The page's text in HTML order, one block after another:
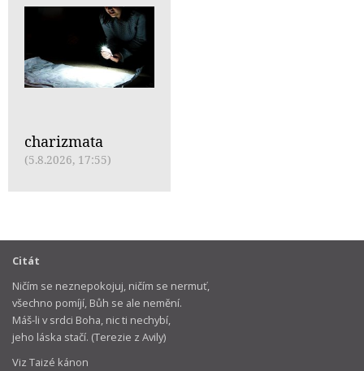
charizmata
(5.8.2026, 17:55)
Citát
Ničím se neznepokojuj, ničím se nermuť,
všechno pomíjí, Bůh se ale nemění.
Máš-li v srdci Boha, nic ti nechybí,
jeho láska stačí. (Terezie z Avily)
Viz Taizé kánon